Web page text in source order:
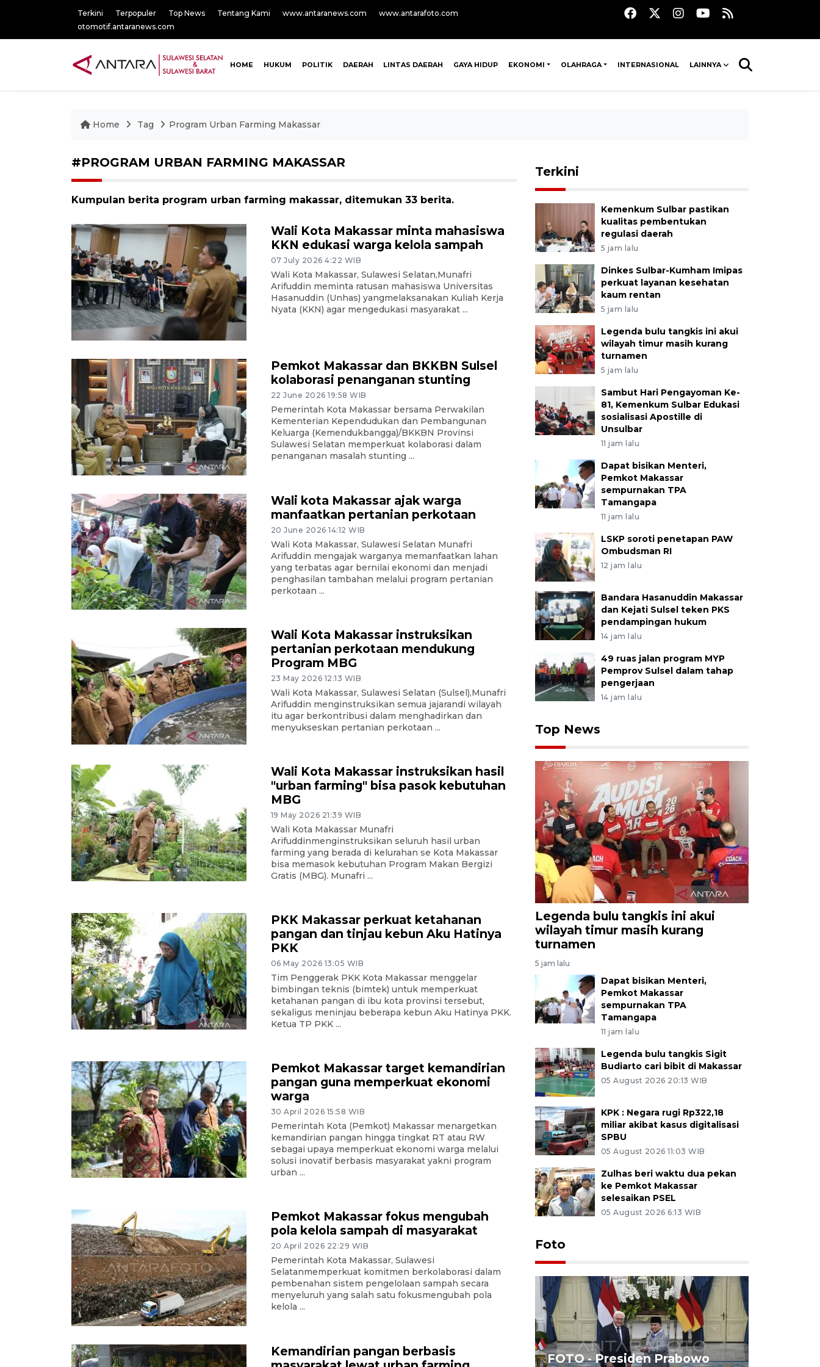
Terkini Terpopuler Top News Tentang Kami www.antaranews.com
www.antarafoto.com
otomotif.antaranews.com
HOME HUKUM POLITIK DAERAH LINTAS DAERAH GAYA HIDUP EKONOMI OLAHRAGA INTERNASIONAL LAINNYA
Home Tag Program Urban Farming Makassar
#PROGRAM URBAN FARMING MAKASSAR
Kumpulan berita program urban farming makassar, ditemukan 33 berita.
Wali Kota Makassar minta mahasiswa
KKN edukasi warga kelola sampah
07 July 2026 4:22 WIB
Wali Kota Makassar, Sulawesi Selatan,Munafri
Arifuddin meminta ratusan mahasiswa Universitas
Hasanuddin (Unhas) yangmelaksanakan Kuliah Kerja
Nyata (KKN) agar mengedukasi masyarakat ...
Pemkot Makassar dan BKKBN Sulsel
kolaborasi penanganan stunting
22 June 2026 19:58 WIB
Pemerintah Kota Makassar bersama Perwakilan
Kementerian Kependudukan dan Pembangunan
Keluarga (Kemendukbangga)/BKKBN Provinsi
Sulawesi Selatan memperkuat kolaborasi dalam
penanganan masalah stunting ...
Wali kota Makassar ajak warga
manfaatkan pertanian perkotaan
20 June 2026 14:12 WIB
Wali Kota Makassar, Sulawesi Selatan Munafri
Arifuddin mengajak warganya memanfaatkan lahan
yang terbatas agar bernilai ekonomi dan menjadi
penghasilan tambahan melalui program pertanian
perkotaan ...
Wali Kota Makassar instruksikan
pertanian perkotaan mendukung
Program MBG
23 May 2026 12:13 WIB
Wali Kota Makassar, Sulawesi Selatan (Sulsel),Munafri
Arifuddin menginstruksikan semua jajarandi wilayah
itu agar berkontribusi dalam menghadirkan dan
menyukseskan pertanian perkotaan ...
Wali Kota Makassar instruksikan hasil
"urban farming" bisa pasok kebutuhan
MBG
19 May 2026 21:39 WIB
Wali Kota Makassar Munafri
Arifuddinmenginstruksikan seluruh hasil urban
farming yang berada di kelurahan se Kota Makassar
bisa memasok kebutuhan Program Makan Bergizi
Gratis (MBG). Munafri ...
PKK Makassar perkuat ketahanan
pangan dan tinjau kebun Aku Hatinya
PKK
06 May 2026 13:05 WIB
Tim Penggerak PKK Kota Makassar menggelar
bimbingan teknis (bimtek) untuk memperkuat
ketahanan pangan di ibu kota provinsi tersebut,
sekaligus meninjau beberapa kebun Aku Hatinya PKK.
Ketua TP PKK ...
Pemkot Makassar target kemandirian
pangan guna memperkuat ekonomi
warga
30 April 2026 15:58 WIB
Pemerintah Kota (Pemkot) Makassar menargetkan
kemandirian pangan hingga tingkat RT atau RW
sebagai upaya memperkuat ekonomi warga melalui
solusi inovatif berbasis masyarakat yakni program
urban ...
Pemkot Makassar fokus mengubah
pola kelola sampah di masyarakat
20 April 2026 22:29 WIB
Pemerintah Kota Makassar, Sulawesi
Selatanmemperkuat komitmen berkolaborasi dalam
pembenahan sistem pengelolaan sampah secara
menyeluruh yang salah satu fokusmengubah pola
kelola ...
Kemandirian pangan berbasis
Terkini
Kemenkum Sulbar pastikan
kualitas pembentukan
regulasi daerah
5 jam lalu
Dinkes Sulbar-Kumham Imipas
perkuat layanan kesehatan
kaum rentan
5 jam lalu
Legenda bulu tangkis ini akui
wilayah timur masih kurang
turnamen
5 jam lalu
Sambut Hari Pengayoman Ke-
81, Kemenkum Sulbar Edukasi
sosialisasi Apostille di
Unsulbar
11 jam lalu
Dapat bisikan Menteri,
Pemkot Makassar
sempurnakan TPA
Tamangapa
11 jam lalu
LSKP soroti penetapan PAW
Ombudsman RI
12 jam lalu
Bandara Hasanuddin Makassar
dan Kejati Sulsel teken PKS
pendampingan hukum
14 jam lalu
49 ruas jalan program MYP
Pemprov Sulsel dalam tahap
pengerjaan
14 jam lalu
Top News
Legenda bulu tangkis ini akui
wilayah timur masih kurang
turnamen
5 jam lalu
Dapat bisikan Menteri,
Pemkot Makassar
sempurnakan TPA
Tamangapa
11 jam lalu
Legenda bulu tangkis Sigit
Budiarto cari bibit di Makassar
05 August 2026 20:13 WIB
KPK : Negara rugi Rp322,18
miliar akibat kasus digitalisasi
SPBU
05 August 2026 11:03 WIB
Zulhas beri waktu dua pekan
ke Pemkot Makassar
selesaikan PSEL
05 August 2026 6:13 WIB
Foto
FOTO - Kirab memperingati
FOTO - Presiden Prabowo